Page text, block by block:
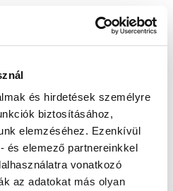
és hirdetések személyre
biztosításához,
elemzéséhez. Ezenkívül
és elemező partnereinkkel
vonatkozó
az adatokat más olyan